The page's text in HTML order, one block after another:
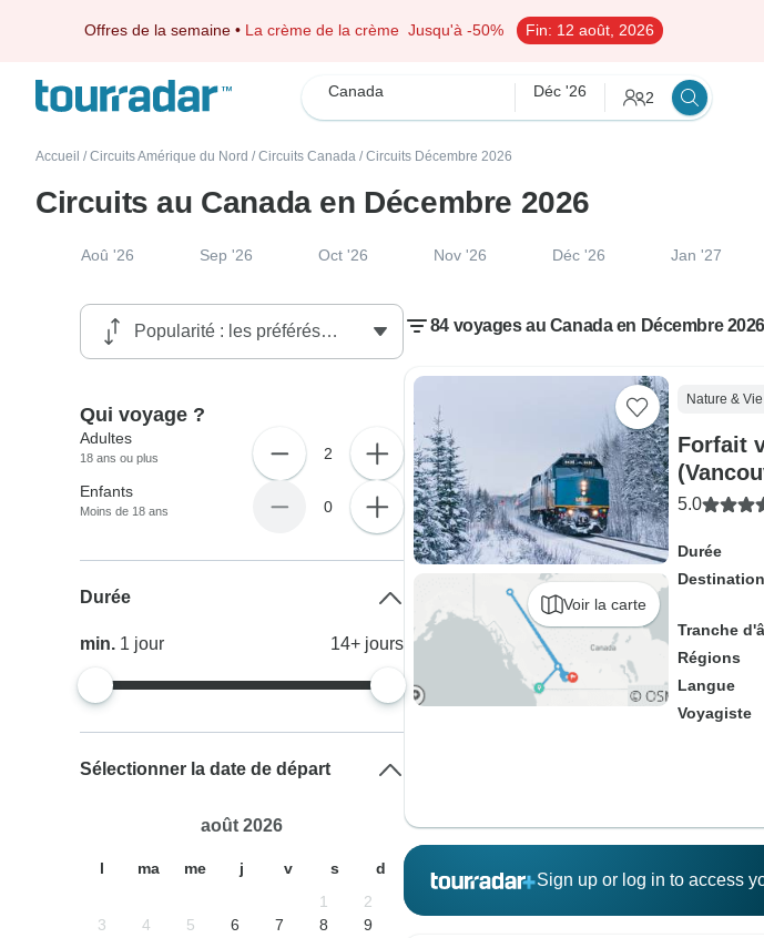
Offres de la semaine • La crème de la crème Jusqu'à -50% Fin: 12 août, 2026
Canada Déc '26 2
Accueil / Circuits Amérique du Nord / Circuits Canada / Circuits Décembre 2026
Circuits au Canada en Décembre 2026
Aoû '26 Sep '26 Oct '26 Nov '26 Déc '26 Jan '27
84 voyages au Canada en Décembre 2026
Voir la carte
Nature &
Forfait
5.0
Durée
Tranche
Régions
Langue
Voyagiste
Sign up or log in to access
Qui voyage ?
Adultes
18 ans ou plus 2
Enfants
Moins de 18 ans 0
Durée
min. 1 jour 14+ jours
Sélectionner la date de départ
août 2026
l ma me j v s
d
1
2
3
4 5 6 7 8
9